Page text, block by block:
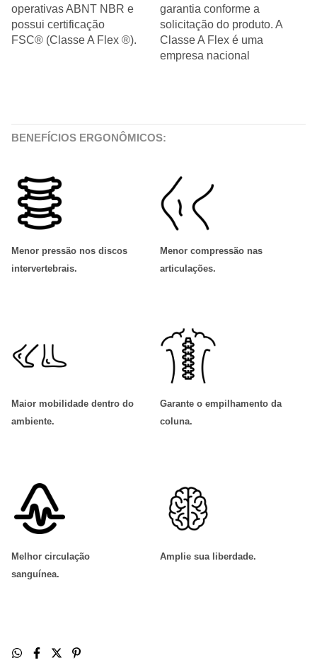
operativas ABNT NBR e
possui certificação
FSC® (Classe A Flex ®).
garantia conforme a
solicitação do produto. A
Classe A Flex é uma
empresa nacional
BENEFÍCIOS ERGONÔMICOS:
Menor pressão nos discos
intervertebrais.
Menor compressão nas
articulações.
Maior mobilidade dentro do
ambiente.
Garante o empilhamento da
coluna.
Melhor circulação
sanguínea.
Amplie sua liberdade.